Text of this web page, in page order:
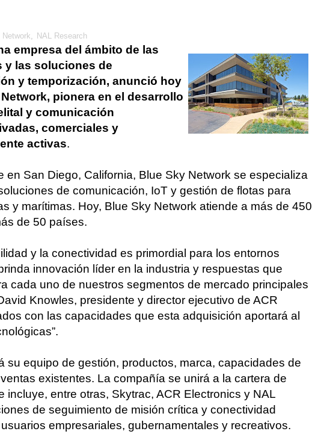
, NAL Research
empresa del ámbito de las
y las soluciones de
y temporización, anunció hoy
pionera en el desarrollo
y comunicación
comerciales y
activas.
en San Diego, California, Blue Sky Network se especializa
de comunicación, IoT y gestión de flotas para
y marítimas. Hoy, Blue Sky Network atiende a más de 450
de 50 países.
y la conectividad es primordial para los entornos
innovación líder en la industria y respuestas que
cada uno de nuestros segmentos de mercado principales
Knowles, presidente y director ejecutivo de ACR
con las capacidades que esta adquisición aportará al
su equipo de gestión, productos, marca, capacidades de
existentes. La compañía se unirá a la cartera de
incluye, entre otras, Skytrac, ACR Electronics y NAL
de seguimiento de misión crítica y conectividad
empresariales, gubernamentales y recreativos.